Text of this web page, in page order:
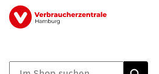
Direkt
zum